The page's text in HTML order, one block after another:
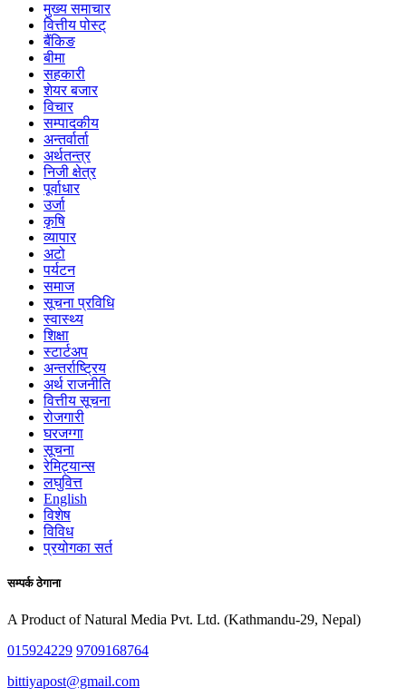
मुख्य समाचार
वित्तीय पोस्ट्
बैंकिङ
बीमा
सहकारी
शेयर बजार
विचार
सम्पादकीय
अन्तर्वार्ता
अर्थतन्त्र
निजी क्षेत्र
पूर्वाधार
उर्जा
कृषि
व्यापार
अटो
पर्यटन
समाज
सूचना प्रविधि
स्वास्थ्य
शिक्षा
स्टार्टअप
अन्तर्राष्ट्रिय
अर्थ राजनीति
वित्तीय सूचना
रोजगारी
घरजग्गा
सूचना
रेमिट्यान्स
लघुवित्त
English
विशेष
विविध
प्रयोगका सर्त
सम्पर्क ठेगाना
A Product of Natural Media Pvt. Ltd. (Kathmandu-29, Nepal)
015924229 9709168764
bittiyapost@gmail.com